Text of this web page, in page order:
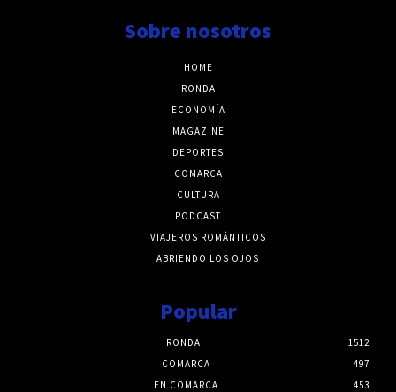
Sobre nosotros
HOME
RONDA
ECONOMÍA
MAGAZINE
DEPORTES
COMARCA
CULTURA
PODCAST
VIAJEROS ROMÁNTICOS
ABRIENDO LOS OJOS
Popular
RONDA
1512
COMARCA
497
EN COMARCA
453